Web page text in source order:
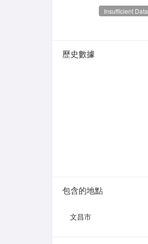
Insufficient Data
歷史數據
包含的地點
文昌市